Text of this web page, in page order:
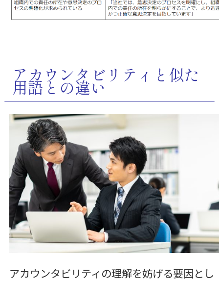
アカウンタビリティと似た
用語との違い
アカウンタビリティの理解を妨げる要因とし